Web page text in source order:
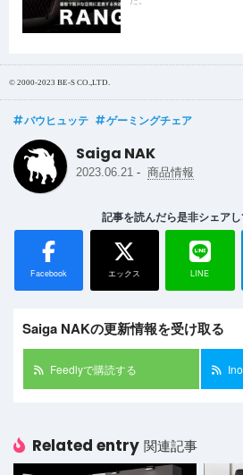
© 2000-2023 BE-S CO.,LTD.
バウヒュッテ ゲーミングチェア
Saiga NAK
2023.06.21 - 商品情報
記事を読んだら是非シェア
Facebook エックス LINE
Saiga NAKの更新情報を受け取る
Feedlyで購読する
Related entry 関連記事